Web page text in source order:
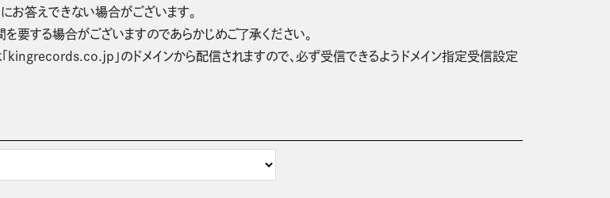
お答えできない場合がございます。
要する場合がございますのであらかじめご了承ください。
「kingrecords.co.jp」のドメインから配信されますので、必ず受信できるようドメイン指定受信設定